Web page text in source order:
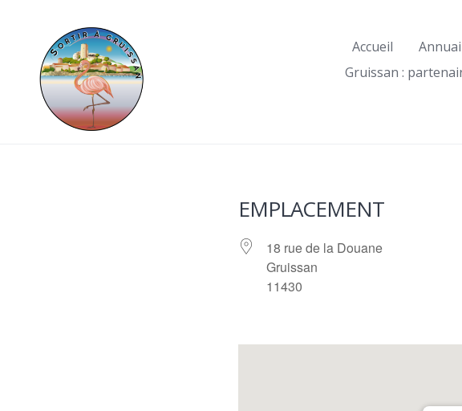
Accueil
Gruissan :
EMPLACEMENT
18 rue de la Douane
Gruissan
11430